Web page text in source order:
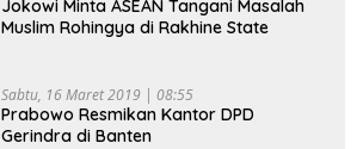
Jokowi Minta ASEAN Tangani Masalah
Muslim Rohingya di Rakhine State
Sabtu, 16 Maret 2019 | 08:55
Prabowo Resmikan Kantor DPD
Gerindra di Banten